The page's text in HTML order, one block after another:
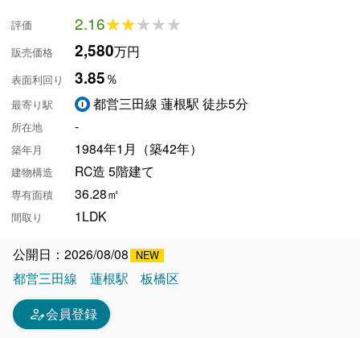
評価 2.16★★★★★
★★★★★
販売価格 2,580万円
表面利回り 3.85％
最寄り駅 都営三田線 蓮根駅 徒歩5分
所在地 -
築年月 1984年1月（築42年）
建物構造 RC造 5階建て
専有面積 36.28㎡
間取り 1LDK
公開日：2026/08/08
都営三田線
蓮根駅 板橋区
person_edit会員登録